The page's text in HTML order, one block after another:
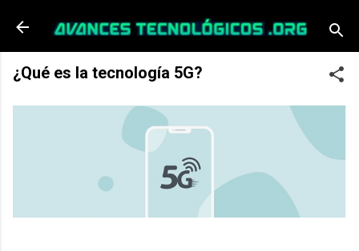
Ir al contenido principal
¿Qué es la tecnología 5G?